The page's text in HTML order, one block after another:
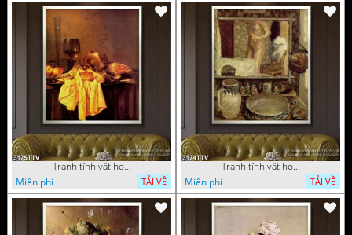
Tranh tĩnh vật hoa quả sơn dầu trang trí đẹp
Miễn phí
TẢI VỀ
Tranh tĩnh vật hoa quả sơn dầu nghệ thuật
Miễn phí
TẢI VỀ